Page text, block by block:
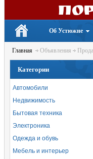
Об Устюжне
Главная Объявления
Категории
Автомобили
Недвижимость
Бытовая техника
Электроника
Одежда и обувь
Мебель и интерьер